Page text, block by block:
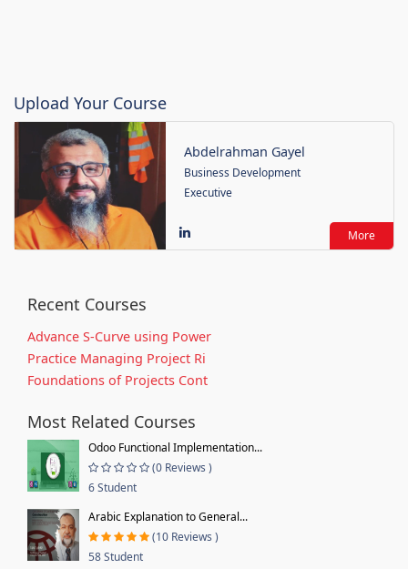
Upload Your Course
Abdelrahman Gayel
Business Development
Executive
More
Recent Courses
Advance S-Curve using Power
Practice Managing Project Ri
Foundations of Projects Cont
Most Related Courses
Odoo Functional Implementation...
(0 Reviews )
6 Student
Arabic Explanation to General...
(10 Reviews )
58 Student